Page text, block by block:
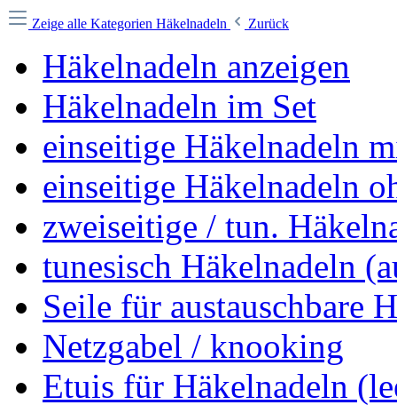
Zeige alle Kategorien Häkelnadeln Zurück
Häkelnadeln anzeigen
Häkelnadeln im Set
einseitige Häkelnadeln
einseitige Häkelnadeln
zweiseitige / tun.
tunesisch Häkelnadeln
Seile für austauschbare
Netzgabel / knooking
Etuis für Häkelnadeln